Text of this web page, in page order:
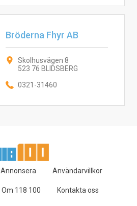
Bröderna Fhyr AB
Skolhusvägen 8
523 76 BLIDSBERG
0321-31460
Annonsera Användarvillkor
Om 118 100 Kontakta oss